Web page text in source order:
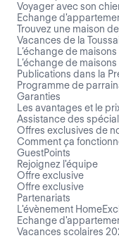
Voyager avec son
Echange
Trouvez une maison
Vacances de la
L’échange de maisons
L’échange de maisons
Publications dans la
Programme de
Garanties
Les avantages et le
Assistance des
Offres exclusives de
Comment ça
GuestPoints
Rejoignez l'équipe
Offre exclusive
Offre exclusive
Partenariats
L'évènement
Echange
Vacances scolaires